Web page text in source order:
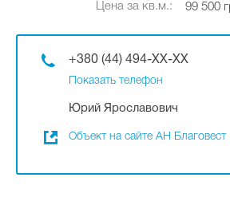
Цена за кв.м.:
99 500
+380 (44) 494-XX-XX
Показать телефон
Юрий Ярославович
Объект на сайте АН Благовест